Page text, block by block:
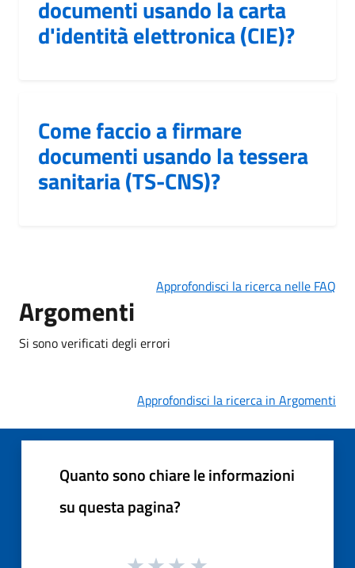
documenti usando la carta
d'identità elettronica (CIE)?
Come faccio a firmare
documenti usando la tessera
sanitaria (TS-CNS)?
Approfondisci la ricerca nelle FAQ
Argomenti
Si sono verificati degli errori
Approfondisci la ricerca in Argomenti
Quanto sono chiare le informazioni
su questa pagina?